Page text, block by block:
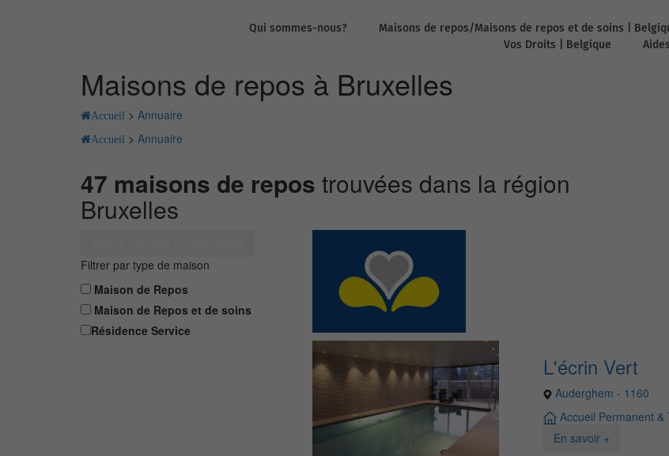
Qui sommes-nous? Maisons de repos/Maisons de repos et de soins |
Vos Droits | Belgique
Maisons de repos à Bruxelles
Accueil > Annuaire
Accueil > Annuaire
47 maisons de repos trouvées dans la région
Bruxelles
Filtrer par type de maison
Maison de Repos
Maison de Repos et de soins
Résidence Service
L'écrin Vert
Auderghem - 1160
Accueil Permanent &
En savoir +